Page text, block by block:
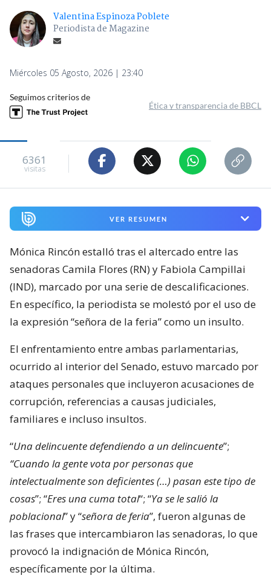
Valentina Espinoza Poblete
Periodista de Magazine
Miércoles 05 Agosto, 2026 | 23:40
Seguimos criterios de
Ética y transparencia de BBCL
6361
visitas
VER RESUMEN
Mónica Rincón estalló tras el altercado entre las
senadoras Camila Flores (RN) y Fabiola Campillai
(IND), marcado por una serie de descalificaciones.
En específico, la periodista se molestó por el uso de
la expresión “señora de la feria” como un insulto.
El enfrentamiento entre ambas parlamentarias,
ocurrido al interior del Senado, estuvo marcado por
ataques personales que incluyeron acusaciones de
corrupción, referencias a causas judiciales,
familiares e incluso insultos.
“Una delincuente defendiendo a un delincuente”;
“Cuando la gente vota por personas que
intelectualmente son deficientes (…) pasan este tipo de
cosas”; “Eres una cuma total“; “Ya se le salió la
poblacional” y “señora de feria”, fueron algunas de
las frases que intercambiaron las senadoras, lo que
provocó la indignación de Mónica Rincón,
específicamente por la última.